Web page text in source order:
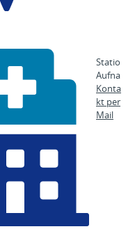
Konta
kt per
Mail